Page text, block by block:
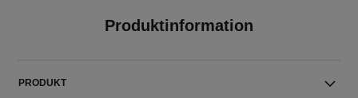
Produktinformation
PRODUKT